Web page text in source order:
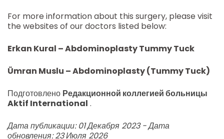
For more information about this surgery, please visit
the websites of our doctors listed below:
Erkan Kural – Abdominoplasty Tummy Tuck
Ümran Muslu – Abdominoplasty (Tummy Tuck)
Подготовлено Редакционной коллегией больницы
Aktif International .
Дата публикации: 01 Декабря 2023 - Дата
обновления: 23 Июля 2026